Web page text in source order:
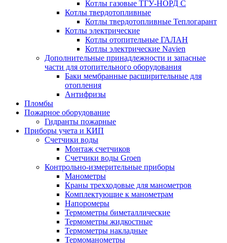
Котлы газовые ТГУ-НОРД С
Котлы твердотопливные
Котлы твердотопливные Теплогарант
Котлы электрические
Котлы отопительные ГАЛАН
Котлы электрические Navien
Дополнительные принадлежности и запасные
части для отопительного оборудования
Баки мембранные расширительные для
отопления
Антифризы
Пломбы
Пожарное оборудование
Гидранты пожарные
Приборы учета и КИП
Счетчики воды
Монтаж счетчиков
Счетчики воды Groen
Контрольно-измерительные приборы
Манометры
Краны трехходовые для манометров
Комплектующие к манометрам
Напоромеры
Термометры биметаллические
Термометры жидкостные
Термометры накладные
Термоманометры